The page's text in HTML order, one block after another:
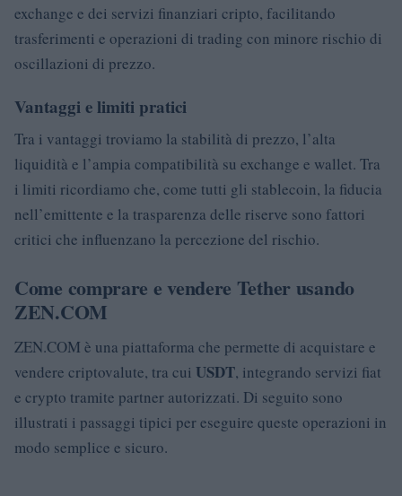
exchange e dei servizi finanziari cripto, facilitando
trasferimenti e operazioni di trading con minore rischio di
oscillazioni di prezzo.
Vantaggi e limiti pratici
Tra i vantaggi troviamo la stabilità di prezzo, l’alta
liquidità e l’ampia compatibilità su exchange e wallet. Tra
i limiti ricordiamo che, come tutti gli stablecoin, la fiducia
nell’emittente e la trasparenza delle riserve sono fattori
critici che influenzano la percezione del rischio.
Come comprare e vendere Tether usando
ZEN.COM
ZEN.COM è una piattaforma che permette di acquistare e
vendere criptovalute, tra cui USDT, integrando servizi fiat
e crypto tramite partner autorizzati. Di seguito sono
illustrati i passaggi tipici per eseguire queste operazioni in
modo semplice e sicuro.